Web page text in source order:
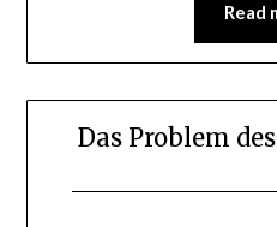
Read
Das Problem